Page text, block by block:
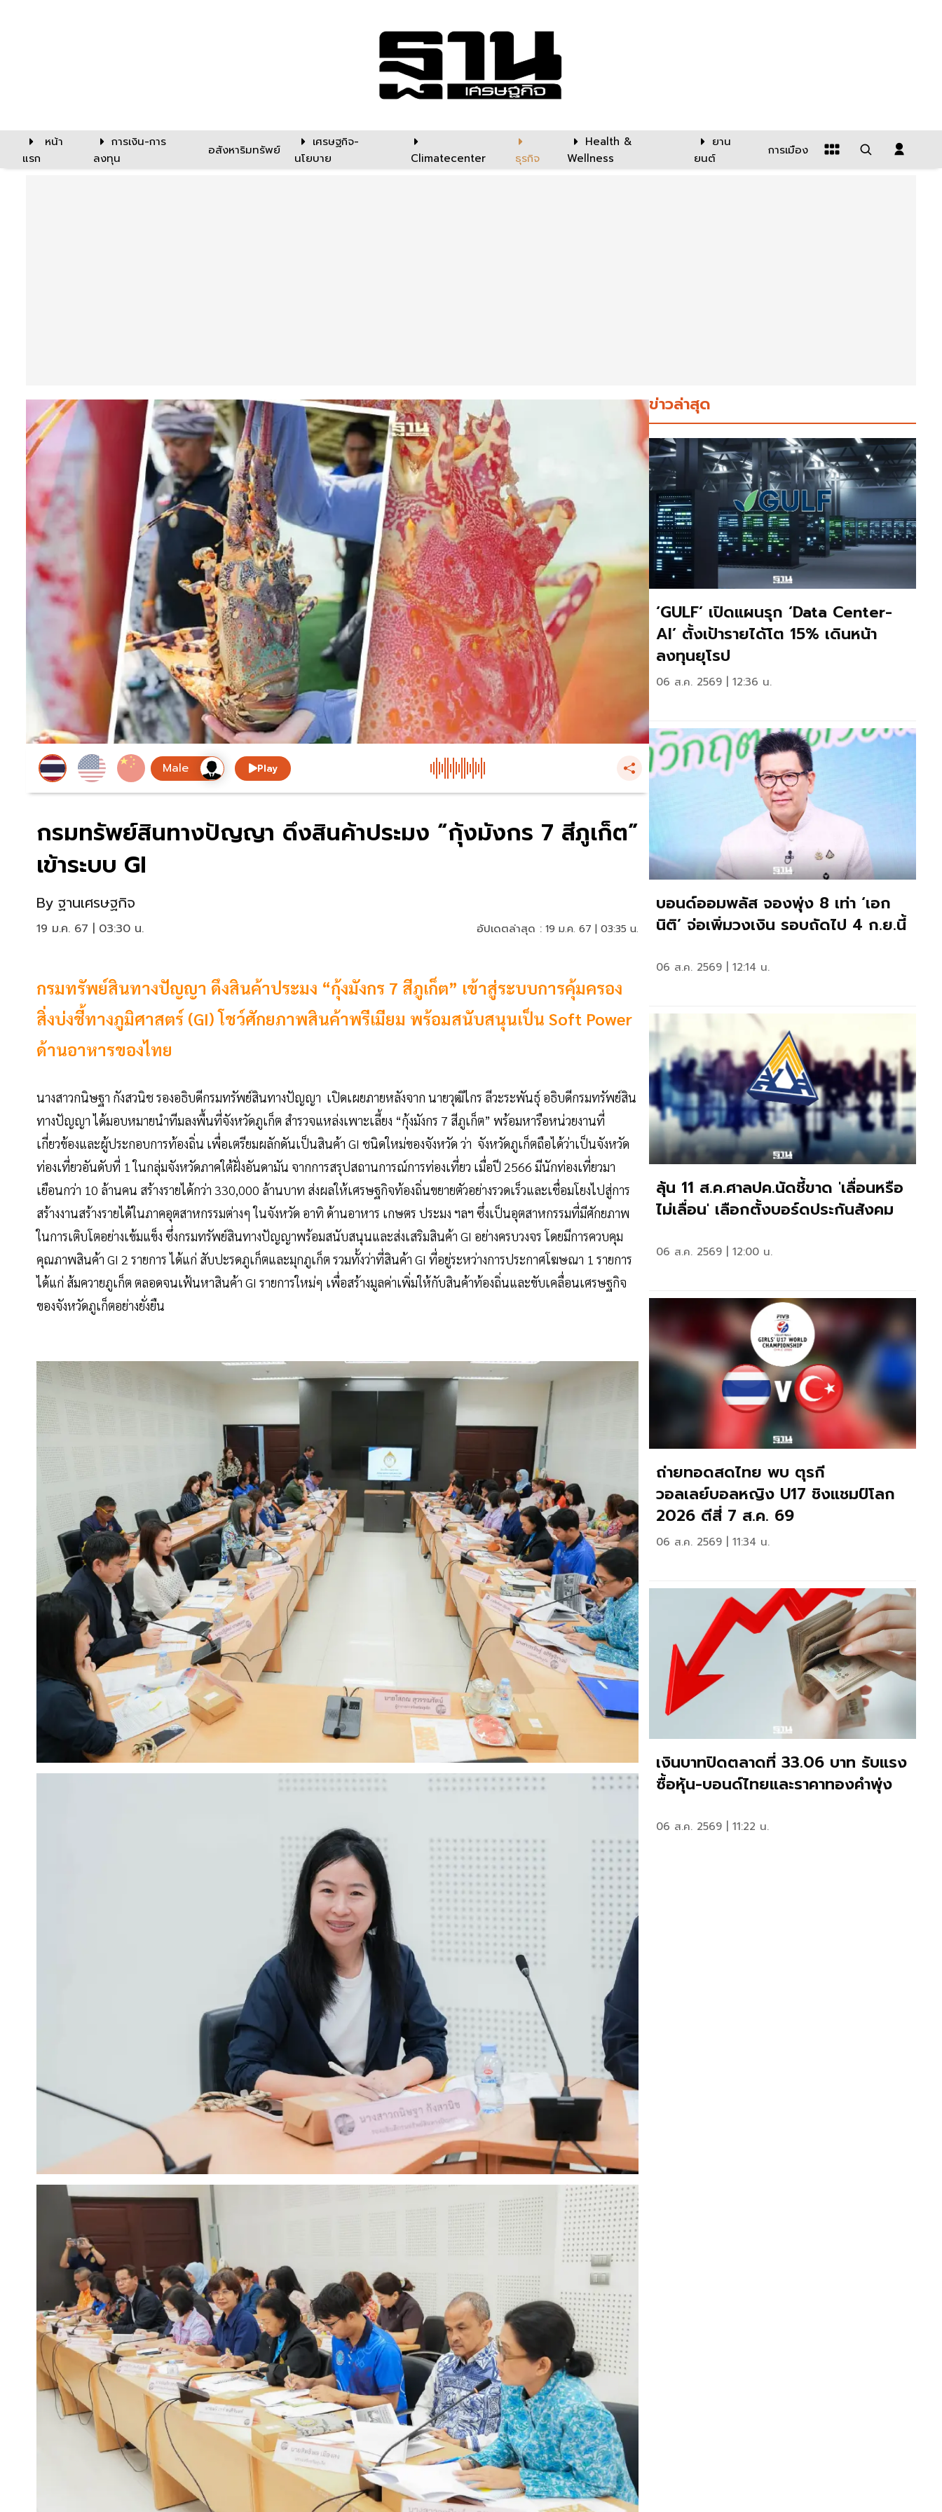
หน้า
แรก
การเงิน-การ
ลงทุน
อสังหาริมทรัพย์
เศรษฐกิจ-
นโยบาย
Climatecenter ธุรกิจ
Health &
Wellness
ยาน
ยนต์
การเมือง
Play
กรมทรัพย์สินทางปัญญา ดึงสินค้าประมง “กุ้งมังกร 7 สีภูเก็ต”
เข้าระบบ GI
By ฐานเศรษฐกิจ
19 ม.ค. 67 | 03:30 น. อัปเดตล่าสุด : 19 ม.ค. 67 | 03:35 น.
กรมทรัพย์สินทางปัญญา ดึงสินค้าประมง “กุ้งมังกร 7 สีภูเก็ต” เข้าสู่ระบบการคุ้มครอง
สิ่งบ่งชี้ทางภูมิศาสตร์ (GI) โชว์ศักยภาพสินค้าพรีเมียม พร้อมสนับสนุนเป็น Soft Power
ด้านอาหารของไทย
นางสาวกนิษฐา กังสวนิช รองอธิบดีกรมทรัพย์สินทางปัญญา เปิดเผยภายหลังจาก นายวุฒิไกร ลีวะระพันธุ์ อธิบดีกรมทรัพย์สิน
ทางปัญญา ได้มอบหมายนำทีมลงพื้นที่จังหวัดภูเก็ต สำรวจแหล่งเพาะเลี้ยง “กุ้งมังกร 7 สีภูเก็ต” พร้อมหารือหน่วยงานที่
เกี่ยวข้องและผู้ประกอบการท้องถิ่น เพื่อเตรียมผลักดันเป็นสินค้า GI ชนิดใหม่ของจังหวัด ว่า จังหวัดภูเก็ตถือได้ว่าเป็นจังหวัด
ท่องเที่ยวอันดับที่ 1 ในกลุ่มจังหวัดภาคใต้ฝั่งอันดามัน จากการสรุปสถานการณ์การท่องเที่ยว เมื่อปี 2566 มีนักท่องเที่ยวมา
เยือนกว่า 10 ล้านคน สร้างรายได้กว่า 330,000 ล้านบาท ส่งผลให้เศรษฐกิจท้องถิ่นขยายตัวอย่างรวดเร็วและเชื่อมโยงไปสู่การ
สร้างงานสร้างรายได้ในภาคอุตสาหกรรมต่างๆ ในจังหวัด อาทิ ด้านอาหาร เกษตร ประมง ฯลฯ ซึ่งเป็นอุตสาหกรรมที่มีศักยภาพ
ในการเติบโตอย่างเข้มแข็ง ซึ่งกรมทรัพย์สินทางปัญญาพร้อมสนับสนุนและส่งเสริมสินค้า GI อย่างครบวงจร โดยมีการควบคุม
คุณภาพสินค้า GI 2 รายการ ได้แก่ สับปะรดภูเก็ตและมุกภูเก็ต รวมทั้งว่าที่สินค้า GI ที่อยู่ระหว่างการประกาศโฆษณา 1 รายการ
ได้แก่ ส้มควายภูเก็ต ตลอดจนเฟ้นหาสินค้า GI รายการใหม่ๆ เพื่อสร้างมูลค่าเพิ่มให้กับสินค้าท้องถิ่นและขับเคลื่อนเศรษฐกิจ
ของจังหวัดภูเก็ตอย่างยั่งยืน
ข่าวล่าสุด
‘GULF’ เปิดแผนรุก ‘Data Center-
AI’ ตั้งเป้ารายได้โต 15% เดินหน้า
ลงทุนยุโรป
06 ส.ค. 2569 | 12:36 น.
บอนด์ออมพลัส จองพุ่ง 8 เท่า ‘เอก
นิติ’ จ่อเพิ่มวงเงิน รอบถัดไป 4 ก.ย.นี้
06 ส.ค. 2569 | 12:14 น.
ลุ้น 11 ส.ค.ศาลปค.นัดชี้ขาด 'เลื่อนหรือ
ไม่เลื่อน' เลือกตั้งบอร์ดประกันสังคม
06 ส.ค. 2569 | 12:00 น.
ถ่ายทอดสดไทย พบ ตุรกี
วอลเลย์บอลหญิง U17 ชิงแชมป์โลก
2026 ตีสี่ 7 ส.ค. 69
06 ส.ค. 2569 | 11:34 น.
เงินบาทปิดตลาดที่ 33.06 บาท รับแรง
ซื้อหุ้น-บอนด์ไทยและราคาทองคำพุ่ง
06 ส.ค. 2569 | 11:22 น.